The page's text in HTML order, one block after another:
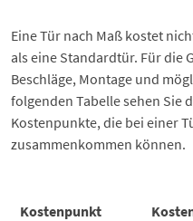
Eine Tür nach Maß kostet
als eine Standardtür. Für die
Beschläge, Montage und
folgenden Tabelle sehen Sie
Kostenpunkte, die bei einer
zusammenkommen können.
Kostenpunkt